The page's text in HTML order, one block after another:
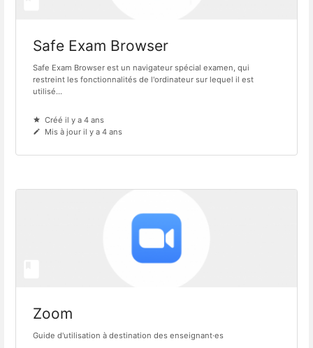
Safe Exam Browser
Safe Exam Browser est un navigateur spécial examen, qui
restreint les fonctionnalités de l'ordinateur sur lequel il est
utilisé...
Créé il y a 4 ans
Mis à jour il y a 4 ans
Zoom
Guide d'utilisation à destination des enseignant·es